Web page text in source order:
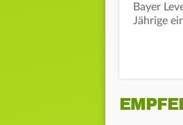
Bayer
Jährige